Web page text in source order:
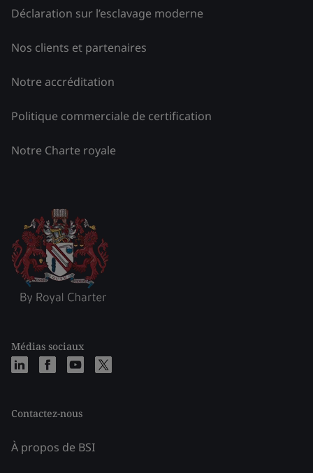
Déclaration sur l’esclavage moderne
Nos clients et partenaires
Notre accréditation
Politique commerciale de certification
Notre Charte royale
Médias sociaux
Contactez-nous
À propos de BSI